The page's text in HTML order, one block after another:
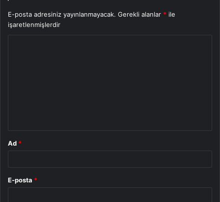
E-posta adresiniz yayınlanmayacak. Gerekli alanlar * ile
işaretlenmişlerdir
Ad *
E-posta *